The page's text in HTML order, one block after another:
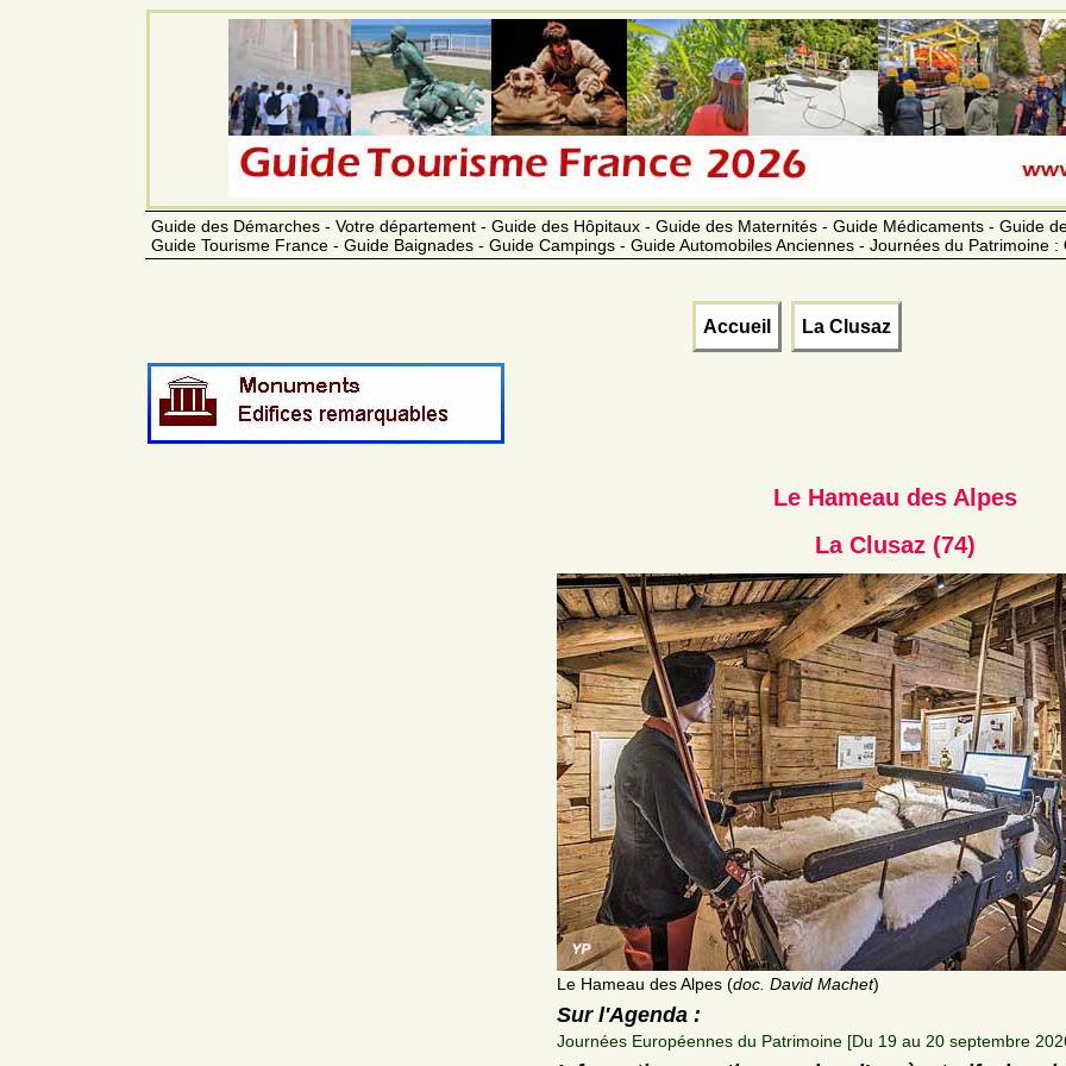
Guide des Démarches - Votre département - Guide des Hôpitaux - Guide des Maternités - Guide Médicaments - Guide
Guide Tourisme France - Guide Baignades - Guide Campings - Guide Automobiles Anciennes - Journées du Patrimoine :
Accueil La Clusaz
Le Hameau des Alpes
La Clusaz (74)
Le Hameau des Alpes (doc. David Machet)
Sur l'Agenda :
Journées Européennes du Patrimoine [Du 19 au 20 septembre